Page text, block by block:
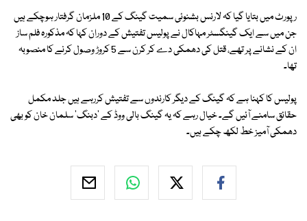
رپورٹ میں بتایا گیا کہ لارنس بشنوئی سمیت گینگ کے 10 ملزمان گرفتار ہوچکے ہیں
جن میں سے ایک گینگسٹر مہاکال نے پولیس تفتیش کے دوران کہا کہ مذکورہ فلم ساز
ان کے نشانے پر تھے، قتل کی دھمکی دے کر کرن سے 5 کروڑ وصول کرنے کا منصوبہ
تھا۔
پولیس کا کہنا ہے کہ گینگ کے دیگر کارندوں سے تفتیش کررہے ہیں جلد مکمل
حقائق سامنے آئیں گے۔ خیال رہے کہ یہ گینگ بالی ووڈ کے 'دبنگ' سلمان خان کو بھی
دھمکی آمیز خط لکھ چکے ہیں۔